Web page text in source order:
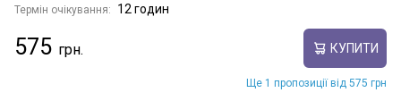
Термін очікування: 12 годин
575 КУПИТИ
Ще 1 пропозиції від 575 грн